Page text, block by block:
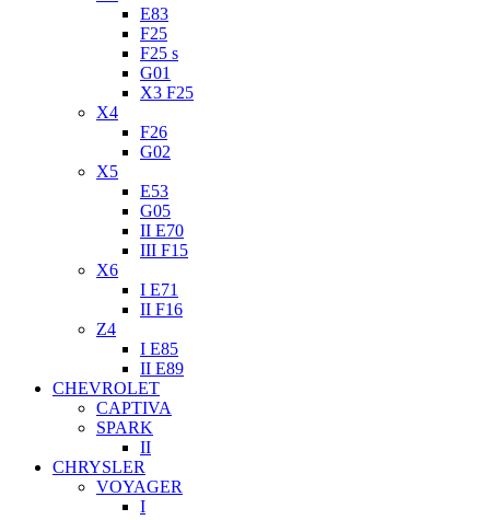
E83
F25
F25 s
G01
X3 F25
X4
F26
G02
X5
E53
G05
II E70
III F15
X6
I E71
II F16
Z4
I E85
II E89
CHEVROLET
CAPTIVA
SPARK
II
CHRYSLER
VOYAGER
I